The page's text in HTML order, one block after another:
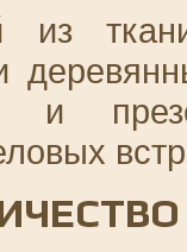
из
и